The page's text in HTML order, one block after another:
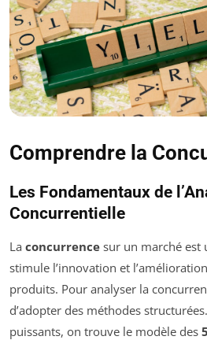
Comprendre la
Les Fondamentaux de
Concurrentielle
La concurrence sur un marché est
stimule l’innovation et
produits. Pour analyser la
d’adopter des méthodes
puissants, on trouve le modèle des